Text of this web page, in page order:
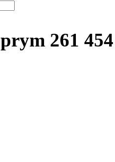
prym 261